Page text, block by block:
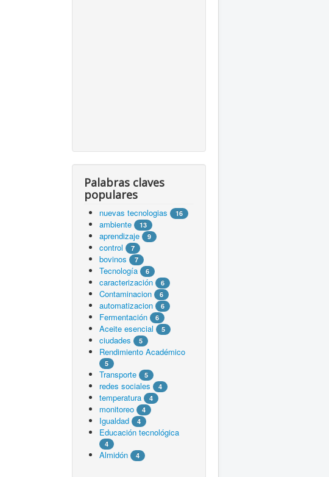
Palabras claves
populares
nuevas tecnologias 16
ambiente 13
aprendizaje 9
control 7
bovinos 7
Tecnología 6
caracterización 6
Contaminacion 6
automatizacion 6
Fermentación 6
Aceite esencial 5
ciudades 5
Rendimiento Académico
5
Transporte 5
redes sociales 4
temperatura 4
monitoreo 4
Igualdad 4
Educación tecnológica
4
Almidón 4